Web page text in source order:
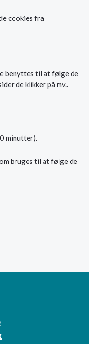
cookies fra
benyttes til at følge de
de klikker på mv..
minutter).
bruges til at følge de